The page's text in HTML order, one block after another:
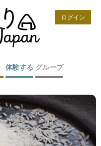
ログイン
体験する グループ